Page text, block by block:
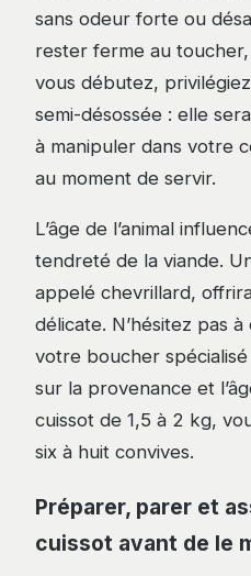
sans odeur forte ou
rester ferme au
vous débutez,
semi-désossée : elle
à manipuler dans votre
au moment de servir.
L’âge de l’animal
tendreté de la viande.
appelé chevrillard,
délicate. N’hésitez pas
votre boucher
sur la provenance et
cuissot de 1,5 à 2 kg,
six à huit convives.
Préparer, parer et
cuissot avant de le